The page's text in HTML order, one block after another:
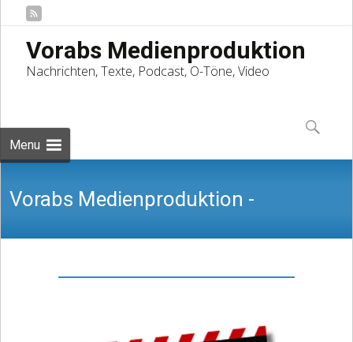
Vorabs Medienproduktion
Nachrichten, Texte, Podcast, O-Töne, Video
Menu
to
content
Suchen
nach:
Vorabs Medienproduktion -
Nachrichten, Texte, Podcast, O-Töne,